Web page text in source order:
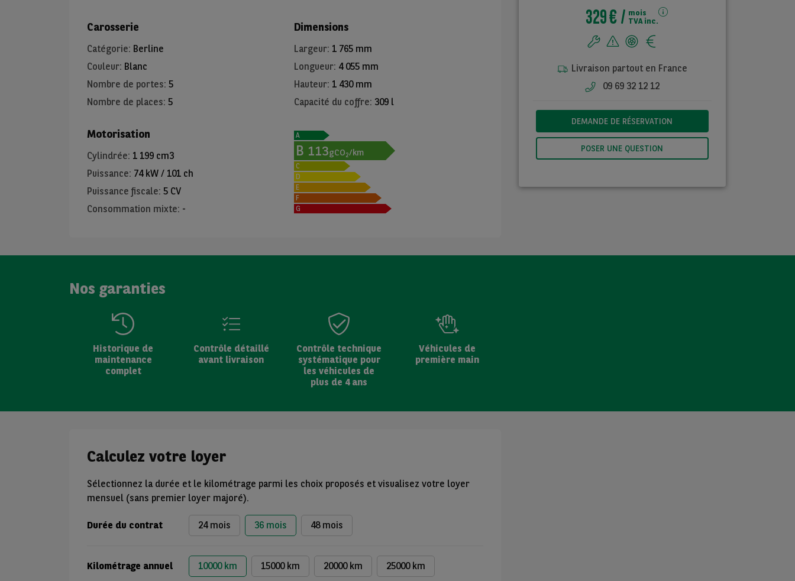
329 €
mois
TVA inc.
Livraison partout en France
09 69 32 12 12
DEMANDE DE RÉSERVATION
POSER UNE QUESTION
Carosserie
Catégorie: Berline
Couleur: Blanc
Nombre de portes: 5
Nombre de places: 5
Dimensions
Largeur: 1 765 mm
Longueur: 4 055 mm
Hauteur: 1 430 mm
Capacité du coffre: 309 l
Motorisation
Cylindrée: 1 199 cm3
Puissance: 74 kW / 101 ch
Puissance fiscale: 5 CV
Consommation mixte: -
A
B 113gCO2/km
C
D
E
F
G
Nos garanties
Historique de
maintenance
complet
Contrôle détaillé
avant livraison
Contrôle technique
systématique pour
les véhicules de
plus de 4 ans
Véhicules de
première main
Calculez votre loyer
Sélectionnez la durée et le kilométrage parmi les choix proposés et visualisez votre loyer
mensuel (sans premier loyer majoré).
Durée du contrat 24 mois 36 mois 48 mois
Kilométrage annuel 10000 km 15000 km 20000 km 25000 km